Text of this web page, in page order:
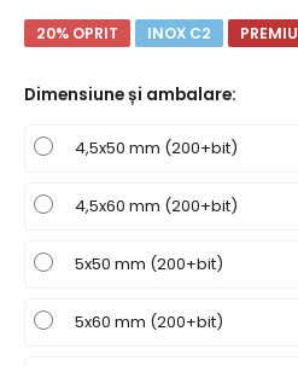
20% OPRIT INOX C2
Dimensiune și ambalare:
4,5x50 mm (200+bit)
4,5x60 mm (200+bit)
5x50 mm (200+bit)
5x60 mm (200+bit)